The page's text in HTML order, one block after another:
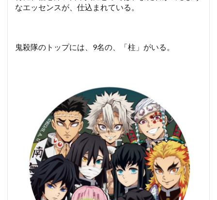
なエッセンスが、仕込まれている。
鬼殺隊のトップには、9名の、「柱」がいる。